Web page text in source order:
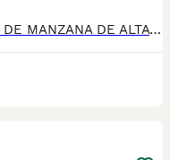
CACHORROS CHIHUAHUA CABEZA DE MANZANA DE ALTA CALIDAD 🐶✨ DISPONIBLES PRECIOSOS CACHORROS DE CHIHUAHUA CABEZA DE MANZANA, DE ALTA CALIDAD. MADRE LÍNEA RUSA PADRE LÍNEA RUSA Y THAILANDESA, DESTACANDO POR SU EXCELENTE MORFOLOGÍA, BONITA CABEZA DE MANZANA, BUEN HUESO Y EXCELENTE CARÁCTER. CACHORROS CRIADOS CON MUCHA DEDICACIÓN, MUY BIEN SOCIALIZADOS Y ACOSTUMBRADOS AL AMBIENTE FAMILIAR. IDEALES PARA PERSONAS QUE BUSCAN CALIDAD EN LA RAZA. SE ENTREGAN CON: ✔ CARTILLA SANITARIA ✔ CICLO DE VACUNACIÓN SEGÚN EDAD ✔ DESPARASITACIONES INTERNAS Y EXTERNAS ✔ MICROCHIP ✔ PASAPORTE PASAPORTE PUESTO A NOMBRE DEL NUEVO PROPIETARIO (dependiendo ubicacion) 📞 PARA MÁS INFORMACIÓN, FOTOS O RESERVAS CONTACTAR SIN COMPROMISO. 🐾 INSTAGRAN: LATIDOS DEL SUR CON AMOR ❤️ FACEBOOK Y TIKTOK 👆👆 TELEFONO:692918573